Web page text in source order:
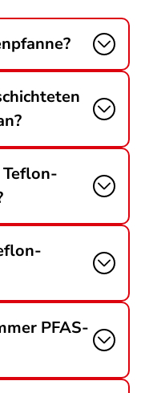
Teflon-
PFAS-